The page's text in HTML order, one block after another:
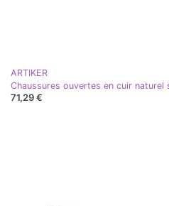
ARTIKER
71,29 €